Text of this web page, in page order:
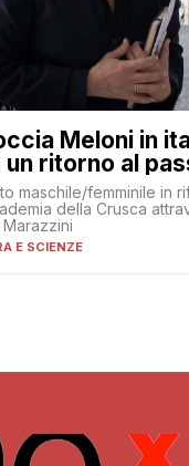
Meloni in
ritorno al
maschile/femminile in
della Crusca
E SCIENZE